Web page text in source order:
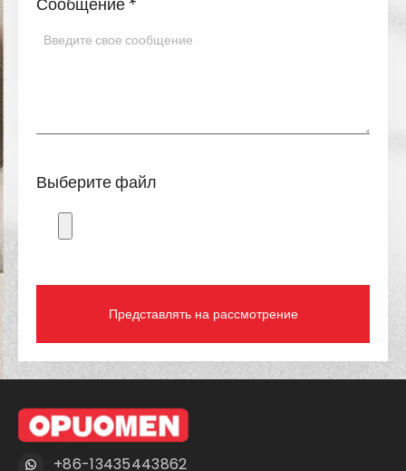
+86-13435443862